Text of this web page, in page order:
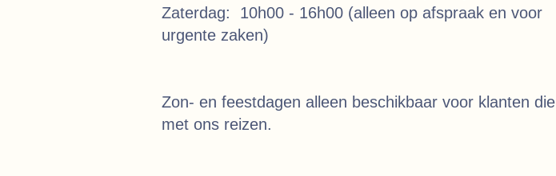
Zaterdag: 10h00 - 16h00 (alleen op afspraak en voor
urgente zaken)
Zon- en feestdagen alleen beschikbaar voor klanten die
met ons reizen.